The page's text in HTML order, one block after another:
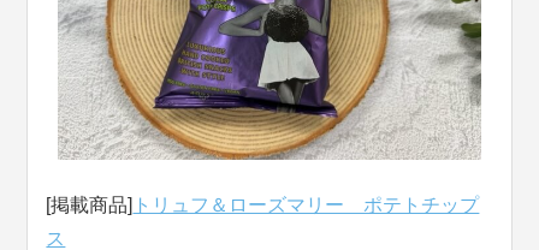
[掲載商品] トリュフ＆ローズマリー ポテトチップ
ス